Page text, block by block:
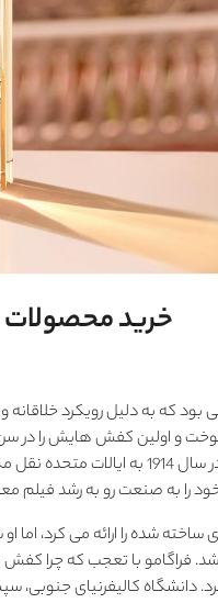
خرید محصولات SALVATORE FERRAGAMO - سالواتوره فراگامو
بود که به دلیل رویکرد
کفش سازی در ناپل برای مدت کوتاهی،
را به صنعت رو به رشد فیلم
شده را ارائه می کرد،
فراگامو با تعجب که چرا
جنوبی، سپس در سال 1927 به